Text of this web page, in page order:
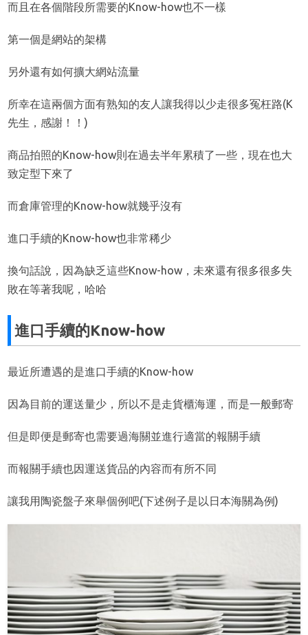
而且在各個階段所需要的Know-how也不一樣
第一個是網站的架構
另外還有如何擴大網站流量
所幸在這兩個方面有熟知的友人讓我得以少走很多冤枉路(K
先生，感謝！！)
商品拍照的Know-how則在過去半年累積了一些，現在也大
致定型下來了
而倉庫管理的Know-how就幾乎沒有
進口手續的Know-how也非常稀少
換句話說，因為缺乏這些Know-how，未來還有很多很多失
敗在等著我呢，哈哈
進口手續的Know-how
最近所遭遇的是進口手續的Know-how
因為目前的運送量少，所以不是走貨櫃海運，而是一般郵寄
但是即便是郵寄也需要過海關並進行適當的報關手續
而報關手續也因運送貨品的內容而有所不同
讓我用陶瓷盤子來舉個例吧(下述例子是以日本海關為例)